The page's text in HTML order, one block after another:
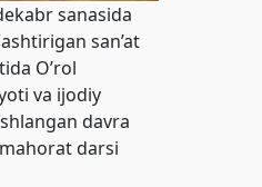
sanasida
san’at
O’rol
va ijodiy
davra
darsi